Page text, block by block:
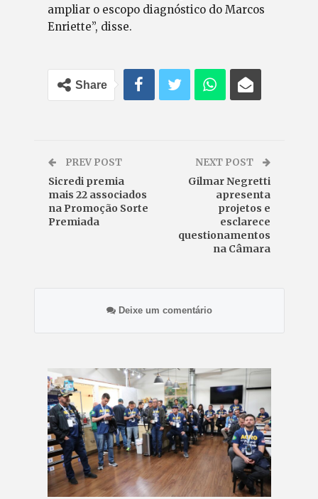
ampliar o escopo diagnóstico do Marcos
Enriette”, disse.
Share
PREV POST
Sicredi premia
mais 22 associados
na Promoção Sorte
Premiada
NEXT POST
Gilmar Negretti
apresenta
projetos e
esclarece
questionamentos
na Câmara
Deixe um comentário